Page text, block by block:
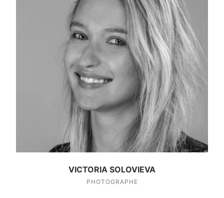
VICTORIA SOLOVIEVA
PHOTOGRAPHE